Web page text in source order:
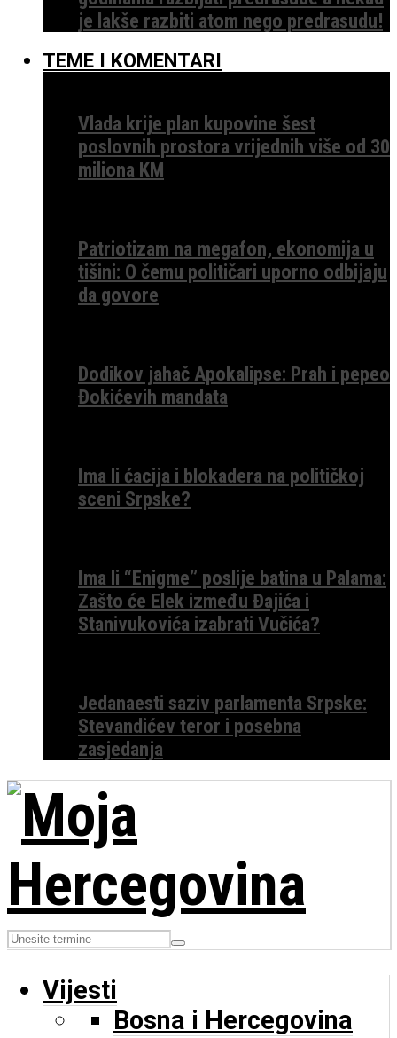
je lakše razbiti atom nego predrasudu!
TEME I KOMENTARI
Vlada krije plan kupovine šest
poslovnih prostora vrijednih više od 30
miliona KM
Patriotizam na megafon, ekonomija u
tišini: O čemu političari uporno odbijaju
da govore
Dodikov jahač Apokalipse: Prah i pepeo
Đokićevih mandata
Ima li ćacija i blokadera na političkoj
sceni Srpske?
Ima li “Enigme” poslije batina u Palama:
Zašto će Elek između Đajića i
Stanivukovića izabrati Vučića?
Jedanaesti saziv parlamenta Srpske:
Stevandićev teror i posebna
zasjedanja
Vijesti
Bosna i Hercegovina